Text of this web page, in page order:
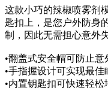
这款小巧的辣椒喷雾剂
匙扣上，是您户外防身
制，因此无需担心意外失
•翻盖式安全帽可防止意
•手指握设计可实现最佳
•内置钥匙扣可快速轻松